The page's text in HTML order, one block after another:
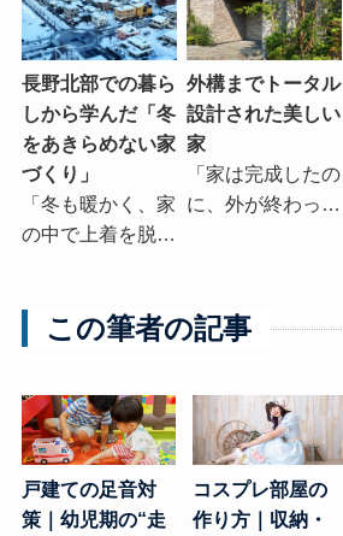
長野北部での暮ら
しから学んだ「冬
をあきらめない家
づくり」
「冬も暖かく、家
の中で上着を脱…
外構までトータル
設計された美しい
家
「家は完成したの
に、外が終わっ…
この筆者の記事
戸建ての足音対
策｜幼児期の“走
コスプレ部屋の
作り方｜収納・